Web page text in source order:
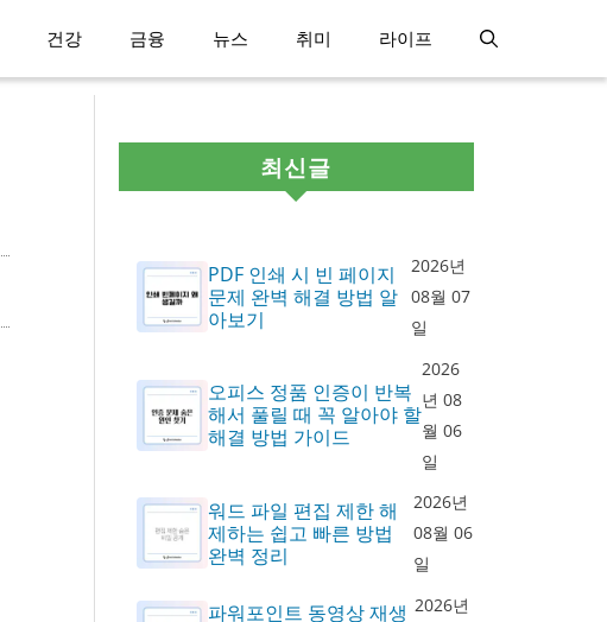
건강 금융 뉴스 취미 라이프
최신글
PDF 인쇄 시 빈 페이지
문제 완벽 해결 방법 알
아보기
2026년
08월 07
일
오피스 정품 인증이 반복
해서 풀릴 때 꼭 알아야 할
해결 방법 가이드
2026
년 08
월 06
일
워드 파일 편집 제한 해
제하는 쉽고 빠른 방법
완벽 정리
2026년
08월 06
일
파워포인트 동영상 재생 2026년